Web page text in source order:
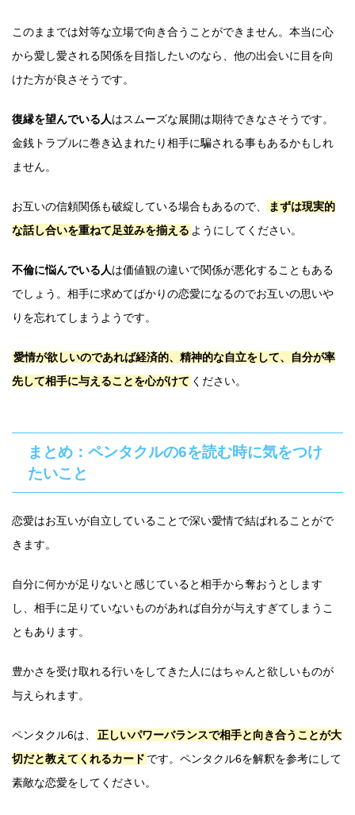
このままでは対等な立場で向き合うことができません。本当に心
から愛し愛される関係を目指したいのなら、他の出会いに目を向
けた方が良さそうです。
復縁を望んでいる人はスムーズな展開は期待できなさそうです。
金銭トラブルに巻き込まれたり相手に騙される事もあるかもしれ
ません。
お互いの信頼関係も破綻している場合もあるので、
まずは現実的
な話し合いを重ねて足並みを揃える ようにしてください。
不倫に悩んでいる人は価値観の違いで関係が悪化することもある
でしょう。相手に求めてばかりの恋愛になるのでお互いの思いや
りを忘れてしまうようです。
愛情が欲しいのであれば経済的、精神的な自立をして、自分が率
先して相手に与えることを心がけて ください。
まとめ：ペンタクルの6を読む時に気をつけ
たいこと
恋愛はお互いが自立していることで深い愛情で結ばれることがで
きます。
自分に何かが足りないと感じていると相手から奪おうとします
し、相手に足りていないものがあれば自分が与えすぎてしまうこ
ともあります。
豊かさを受け取れる行いをしてきた人にはちゃんと欲しいものが
与えられます。
ペンタクル6は、
正しいパワーバランスで相手と向き合うことが大
切だと教えてくれるカード です。ペンタクル6を解釈を参考にして
素敵な恋愛をしてください。